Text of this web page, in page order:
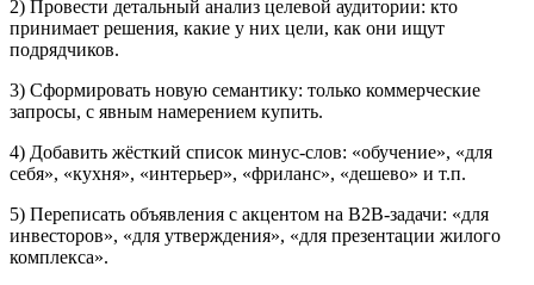
2) Провести детальный анализ целевой аудитории: кто
принимает решения, какие у них цели, как они ищут
подрядчиков.
3) Сформировать новую семантику: только коммерческие
запросы, с явным намерением купить.
4) Добавить жёсткий список минус-слов: «обучение», «для
себя», «кухня», «интерьер», «фриланс», «дешево» и т.п.
5) Переписать объявления с акцентом на B2B-задачи: «для
инвесторов», «для утверждения», «для презентации жилого
комплекса».